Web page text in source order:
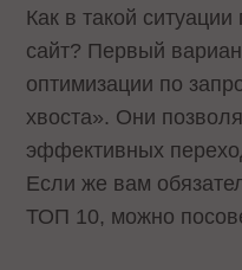
Как в такой
сайт? Первый
оптимизации по
хвоста». Они
эффективных
Если же вам
ТОП 10, можно